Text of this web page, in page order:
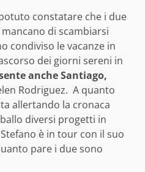
constatare che i due
di scambiarsi
condiviso le vacanze in
dei giorni sereni in
anche Santiago,
Rodriguez. A quanto
allertando la cronaca
diversi progetti in
è in tour con il suo
pare i due sono